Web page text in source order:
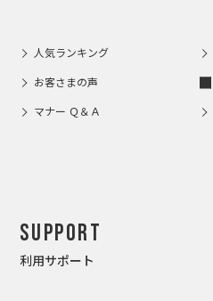
人気ランキング
お客さまの声
マナー Ｑ＆Ａ
Support
利用サポート